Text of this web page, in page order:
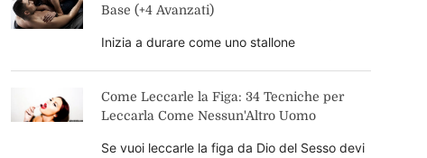
Base (+4 Avanzati)
Inizia a durare come uno stallone
Come Leccarle la Figa: 34 Tecniche per
Leccarla Come Nessun'Altro Uomo
Se vuoi leccarle la figa da Dio del Sesso devi